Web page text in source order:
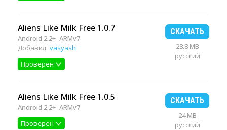
Aliens Like Milk Free 1.0.7
Android 2.2+ ARMv7
Добавил: vasyash
Проверен
СКАЧАТЬ
23.8 MB
русский
Aliens Like Milk Free 1.0.5
Android 2.2+ ARMv7
Проверен
СКАЧАТЬ
24 MB
русский